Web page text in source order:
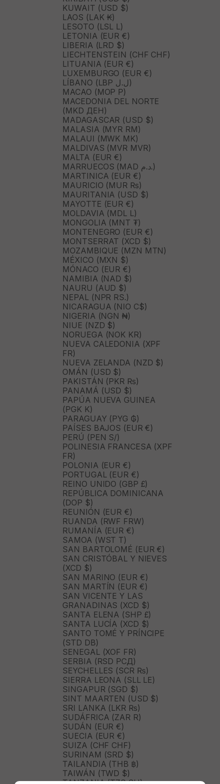
KUWAIT (USD $)
LAOS (LAK ₭)
LESOTO (LSL L)
LETONIA (EUR €)
LIBERIA (LRD $)
LIECHTENSTEIN (CHF CHF)
LITUANIA (EUR €)
LUXEMBURGO (EUR €)
LÍBANO (LBP ل.ل)
MACAO (MOP P)
MACEDONIA DEL NORTE
(MKD ДЕН)
MADAGASCAR (USD $)
MALASIA (MYR RM)
MALAUI (MWK MK)
MALDIVAS (MVR MVR)
MALTA (EUR €)
MARRUECOS (MAD د.م.)
MARTINICA (EUR €)
MAURICIO (MUR ₨)
MAURITANIA (USD $)
MAYOTTE (EUR €)
MOLDAVIA (MDL L)
MONGOLIA (MNT ₮)
MONTENEGRO (EUR €)
MONTSERRAT (XCD $)
MOZAMBIQUE (MZN MTN)
MÉXICO (MXN $)
MÓNACO (EUR €)
NAMIBIA (NAD $)
NAURU (AUD $)
NEPAL (NPR RS.)
NICARAGUA (NIO C$)
NIGERIA (NGN ₦)
NIUE (NZD $)
NORUEGA (NOK KR)
NUEVA CALEDONIA (XPF
FR)
NUEVA ZELANDA (NZD $)
OMÁN (USD $)
PAKISTÁN (PKR ₨)
PANAMÁ (USD $)
PAPÚA NUEVA GUINEA
(PGK K)
PARAGUAY (PYG ₲)
PAÍSES BAJOS (EUR €)
PERÚ (PEN S/)
POLINESIA FRANCESA (XPF
FR)
POLONIA (EUR €)
PORTUGAL (EUR €)
REINO UNIDO (GBP £)
REPÚBLICA DOMINICANA
(DOP $)
REUNIÓN (EUR €)
RUANDA (RWF FRW)
RUMANÍA (EUR €)
SAMOA (WST T)
SAN BARTOLOMÉ (EUR €)
SAN CRISTÓBAL Y NIEVES
(XCD $)
SAN MARINO (EUR €)
SAN MARTÍN (EUR €)
SAN VICENTE Y LAS
GRANADINAS (XCD $)
SANTA ELENA (SHP £)
SANTA LUCÍA (XCD $)
SANTO TOMÉ Y PRÍNCIPE
(STD DB)
SENEGAL (XOF FR)
SERBIA (RSD РСД)
SEYCHELLES (SCR ₨)
SIERRA LEONA (SLL LE)
SINGAPUR (SGD $)
SINT MAARTEN (USD $)
SRI LANKA (LKR ₨)
SUDÁFRICA (ZAR R)
SUDÁN (EUR €)
SUECIA (EUR €)
SUIZA (CHF CHF)
SURINAM (SRD $)
TAILANDIA (THB ฿)
TAIWÁN (TWD $)